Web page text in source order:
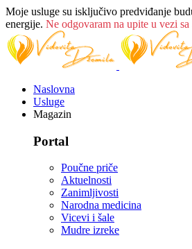
Moje usluge su isključivo predviđanje
energije. Ne odgovaram na upite u vezi
Naslovna
Usluge
Magazin
Portal
Poučne priče
Aktuelnosti
Zanimljivosti
Narodna medicina
Vicevi i šale
Mudre izreke